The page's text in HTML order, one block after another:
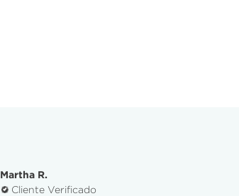
Martha R.
Cliente Verificado